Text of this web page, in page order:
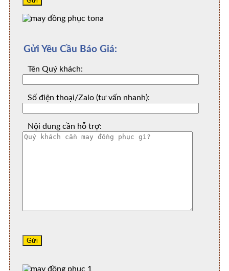
Gửi Yêu Cầu Báo Giá:
Tên Quý khách:
Số điện thoại/Zalo (tư vấn nhanh):
Nội dung cần hỗ trợ: